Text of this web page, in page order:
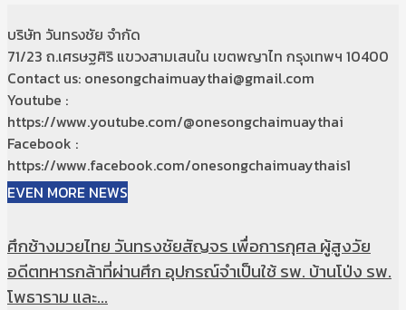
บริษัท วันทรงชัย จำกัด
71/23 ถ.เศรษฐศิริ แขวงสามเสนใน เขตพญาไท กรุงเทพฯ 10400
Contact us: onesongchaimuaythai@gmail.com
Youtube :
https://www.youtube.com/@onesongchaimuaythai
Facebook :
https://www.facebook.com/onesongchaimuaythais1
EVEN MORE NEWS
ศึกช้างมวยไทย วันทรงชัยสัญจร เพื่อการกุศล ผู้สูงวัย
อดีตทหารกล้าที่ผ่านศึก อุปกรณ์จำเป็นใช้ รพ. บ้านโป่ง รพ.
โพธาราม และ...